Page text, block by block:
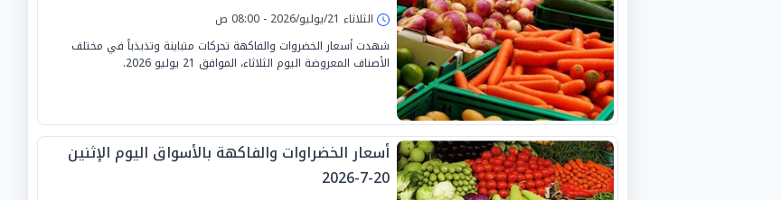
الثلاثاء 21/يوليو/2026 - 08:00 ص
شهدت أسعار الخضروات والفاكهة تحركات متباينة وتذبذباً في مختلف
الأصناف المعروضة اليوم الثلاثاء، الموافق 21 يوليو 2026.
أسعار الخضراوات والفاكهة بالأسواق اليوم الإثنين
20-7-2026